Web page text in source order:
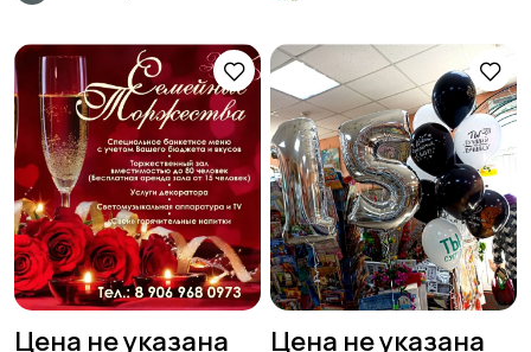
Цена не указана Цена не указана